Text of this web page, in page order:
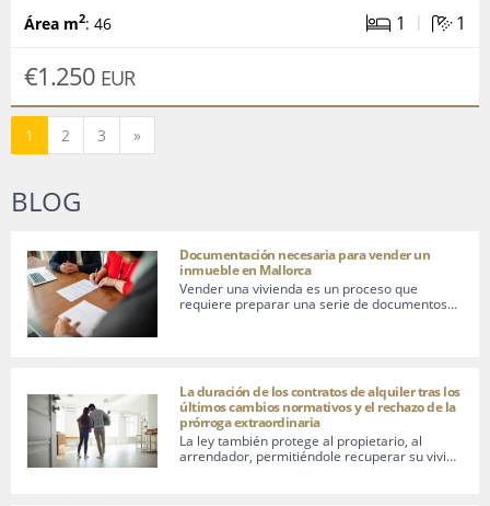
Área m2: 46 1 | 1
€1.250 EUR
1 2 3 »
BLOG
Documentación necesaria para vender un
inmueble en Mallorca
Vender una vivienda es un proceso que
requiere preparar una serie de documentos…
La duración de los contratos de alquiler tras los
últimos cambios normativos y el rechazo de la
prórroga extraordinaria
La ley también protege al propietario, al
arrendador, permitiéndole recuperar su vivi…